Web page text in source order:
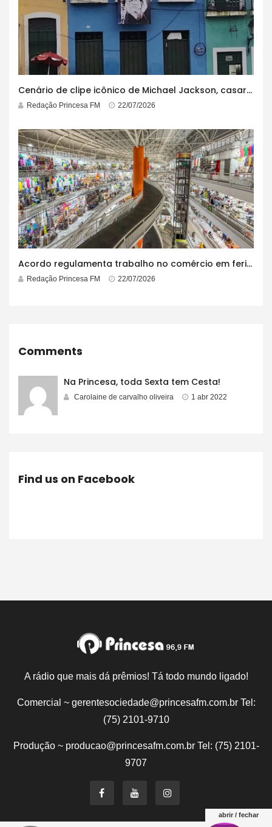
Cenário de clipe icônico de Michael Jackson, casarão azul no centro do Pelourinho enfrenta ordem de desocupação
Redação Princesa FM 22/07/2026
Acordo regulamenta trabalho no comércio em feriados
Redação Princesa FM 22/07/2026
Comments
Na Princesa, toda Sexta tem Cesta!
Carolaine de carvalho oliveira 1 abr 2022
Find us on Facebook
A rádio que mais dá prêmios! Tá todo mundo ligado!
Comercial ~ gerentesociedade@princesafm.com.br Tel:
(75) 2101-9710
Produção ~ producao@princesafm.com.br Tel: (75) 2101-
9707
abrir / fechar